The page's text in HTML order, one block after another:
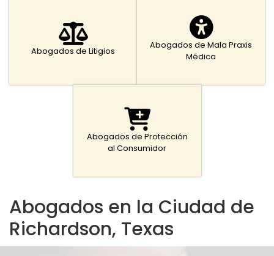
Abogados de Litigios
Abogados de Mala Praxis
Médica
Abogados de Protección
al Consumidor
Abogados en la Ciudad de
Richardson, Texas